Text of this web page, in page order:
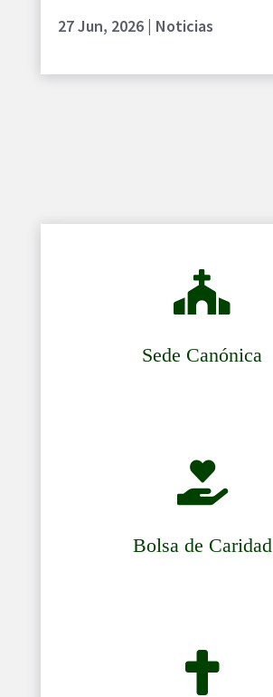
27 Jun, 2026| Noticias

Sede Canónica

Bolsa de Caridad
